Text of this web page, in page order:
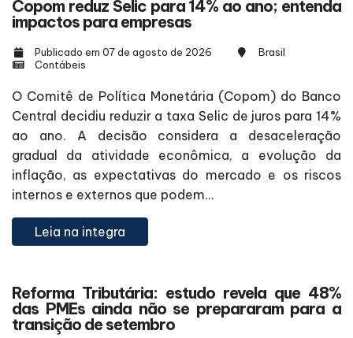
Copom reduz Selic para 14% ao ano; entenda
impactos para empresas
Publicado em 07 de agosto de 2026
Brasil
Contábeis
O Comitê de Política Monetária (Copom) do Banco
Central decidiu reduzir a taxa Selic de juros para 14%
ao ano. A decisão considera a desaceleração
gradual da atividade econômica, a evolução da
inflação, as expectativas do mercado e os riscos
internos e externos que podem...
Leia na integra
Reforma Tributária: estudo revela que 48%
das PMEs ainda não se prepararam para a
transição de setembro